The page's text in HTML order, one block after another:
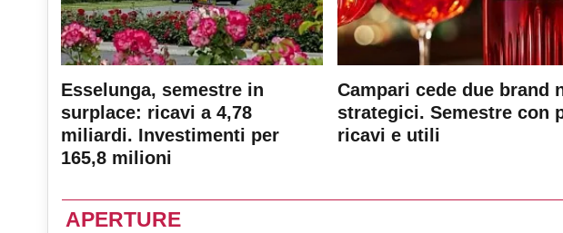
Esselunga, semestre in
surplace: ricavi a 4,78
miliardi. Investimenti per
165,8 milioni
Campari cede due brand
strategici. Semestre con
ricavi e utili
APERTURE